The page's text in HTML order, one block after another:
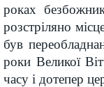
роках
розстріляно
був
роки Великої
часу і дотепер